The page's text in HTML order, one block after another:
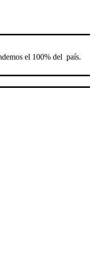
el 100% del país.